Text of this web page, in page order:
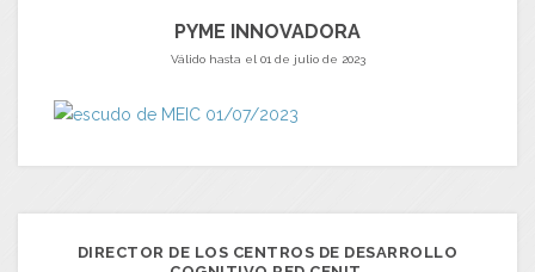
PYME INNOVADORA
Válido hasta el 01 de julio de 2023
DIRECTOR DE LOS CENTROS DE DESARROLLO